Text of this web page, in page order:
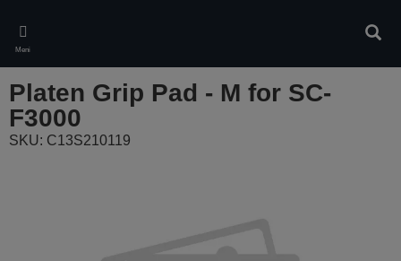
main
content
Meni
Platen Grip Pad - M for SC-
F3000
SKU: C13S210119